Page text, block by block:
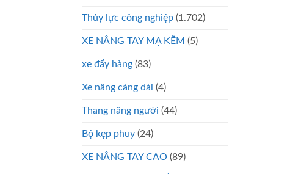
Thủy lực công nghiệp (1.702)
XE NÂNG TAY MẠ KẼM (5)
xe đẩy hàng (83)
Xe nâng càng dài (4)
Thang nâng người (44)
Bộ kẹp phuy (24)
XE NÂNG TAY CAO (89)